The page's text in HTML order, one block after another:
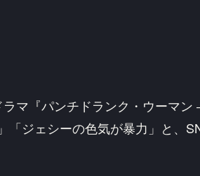
マ『パンチドランク・ウーマ
ジェシーの色気が暴力」と、